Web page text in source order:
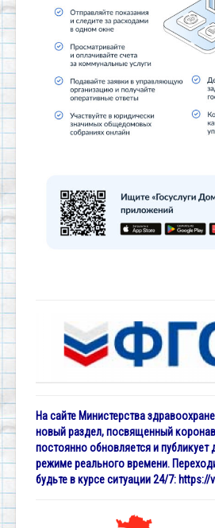
На сайте Министерства
новый раздел, посвященный
постоянно обновляется и публикует
режиме реального времени.
будьте в курсе ситуации 24/7: https://